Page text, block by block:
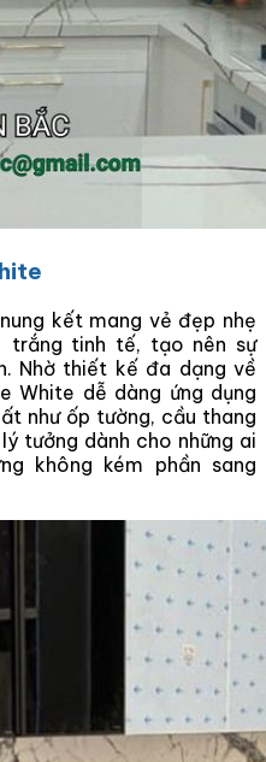
kết mang vẻ đẹp nhẹ
trắng tinh tế, tạo nên sự
Nhờ thiết kế đa dạng về
White dễ dàng ứng dụng
như ốp tường, cầu thang
tưởng dành cho những ai
không kém phần sang